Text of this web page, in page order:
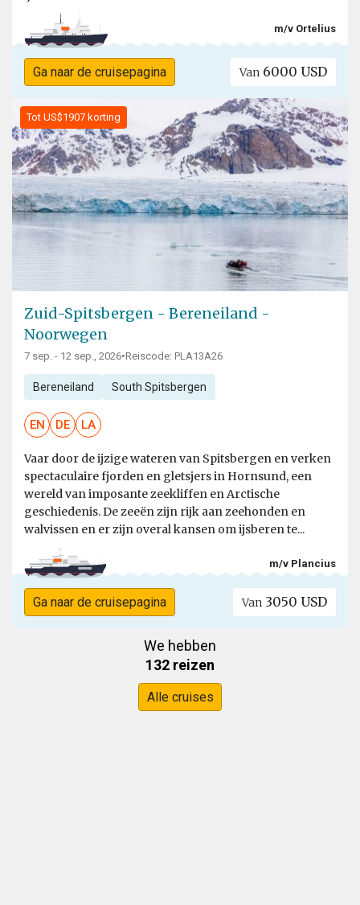
m/v Ortelius
Ga naar de cruisepagina Van 6000 USD
Tot US$1907 korting
Zuid-Spitsbergen - Bereneiland -
Noorwegen
7 sep. - 12 sep., 2026•Reiscode: PLA13A26
Bereneiland South Spitsbergen
EN DE LA
Vaar door de ijzige wateren van Spitsbergen en verken
spectaculaire fjorden en gletsjers in Hornsund, een
wereld van imposante zeekliffen en Arctische
geschiedenis. De zeeën zijn rijk aan zeehonden en
walvissen en er zijn overal kansen om ijsberen te...
m/v Plancius
Ga naar de cruisepagina Van 3050 USD
We hebben
132 reizen
Alle cruises